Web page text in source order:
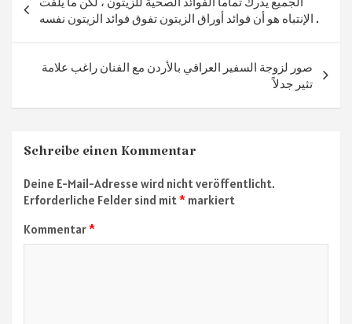
الإنتباه هو أن فوائد أوراق الزيتون تفوق فوائد الزيتون نفسه .
صور لزوجة السفير العراقي بالأردن مع الفنان راغب علامة
تثير جدلاً
Schreibe einen Kommentar
Deine E-Mail-Adresse wird nicht veröffentlicht.
Erforderliche Felder sind mit* markiert
Kommentar*